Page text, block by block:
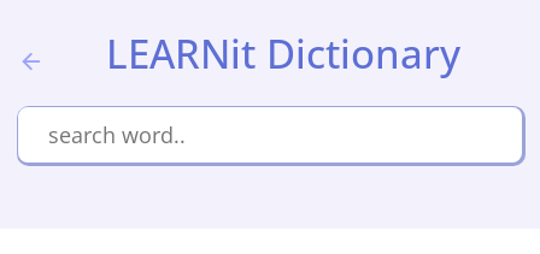
LEARNit Dictionary